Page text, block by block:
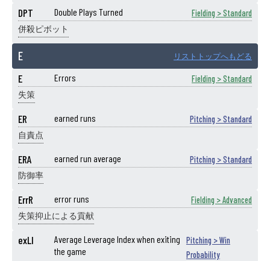
DPT Double Plays Turned Fielding > Standard
併殺ピボット
E リストトップへもどる
E Errors Fielding > Standard
失策
ER earned runs Pitching > Standard
自責点
ERA earned run average Pitching > Standard
防御率
ErrR error runs Fielding > Advanced
失策抑止による貢献
exLI
Average Leverage Index when exiting
the game
Pitching > Win
Probability